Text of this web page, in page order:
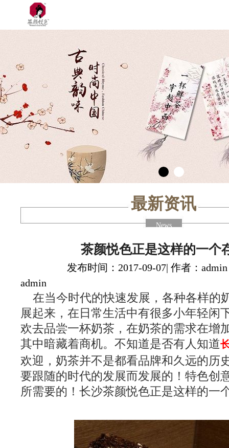
最新资讯
News
茶颜悦色正是这样的一个
发布时间：2017-09-07| 作者：
admin
在当今时代的快速发展，各种各样的
展起来，在日常生活中有很多小年轻闲
欢去品尝一杯奶茶，在奶茶的需求在增
其中暗藏着商机。不知道是否有人知道
欢迎，奶茶并不是都看品牌和久远的历
要跟随的时代的发展而发展的！特色创
所需要的！长沙茶颜悦色正是这样的一